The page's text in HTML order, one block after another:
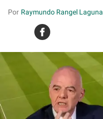
Raymundo Rangel Laguna